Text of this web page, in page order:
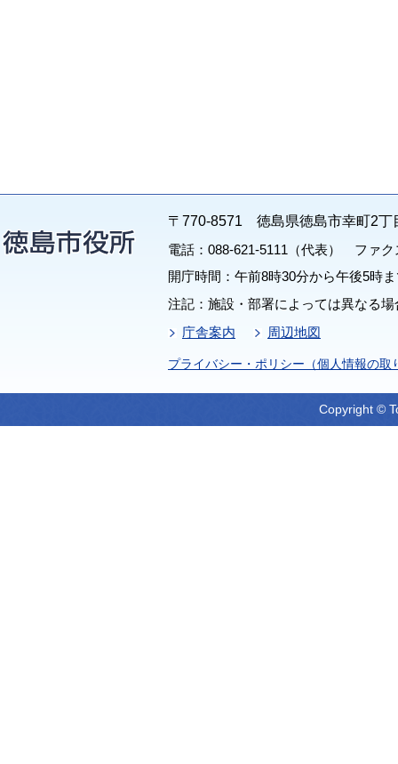
〒770-8571 徳島県徳島市幸町2丁
電話：088-621-5111（代表） ファク
開庁時間：午前8時30分から午後5時
注記：施設・部署によっては異なる
庁舎案内
周辺地図
プライバシー・ポリシー（個人情報の取
Copyright ©